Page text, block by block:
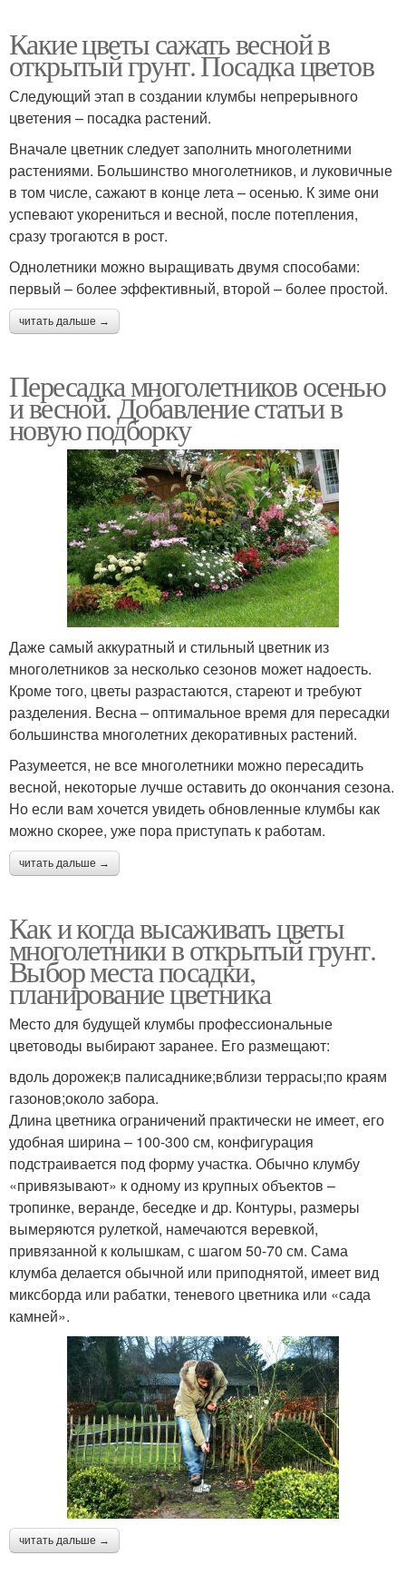
Какие цветы сажать весной в
открытый грунт. Посадка цветов
Следующий этап в создании клумбы непрерывного
цветения – посадка растений.
Вначале цветник следует заполнить многолетними
растениями. Большинство многолетников, и луковичные
в том числе, сажают в конце лета – осенью. К зиме они
успевают укорениться и весной, после потепления,
сразу трогаются в рост.
Однолетники можно выращивать двумя способами:
первый – более эффективный, второй – более простой.
читать дальше →
Пересадка многолетников осенью
и весной. Добавление статьи в
новую подборку
Даже самый аккуратный и стильный цветник из
многолетников за несколько сезонов может надоесть.
Кроме того, цветы разрастаются, стареют и требуют
разделения. Весна – оптимальное время для пересадки
большинства многолетних декоративных растений.
Разумеется, не все многолетники можно пересадить
весной, некоторые лучше оставить до окончания сезона.
Но если вам хочется увидеть обновленные клумбы как
можно скорее, уже пора приступать к работам.
читать дальше →
Как и когда высаживать цветы
многолетники в открытый грунт.
Выбор места посадки,
планирование цветника
Место для будущей клумбы профессиональные
цветоводы выбирают заранее. Его размещают:
вдоль дорожек;в палисаднике;вблизи террасы;по краям
газонов;около забора.
Длина цветника ограничений практически не имеет, его
удобная ширина – 100-300 см, конфигурация
подстраивается под форму участка. Обычно клумбу
«привязывают» к одному из крупных объектов –
тропинке, веранде, беседке и др. Контуры, размеры
вымеряются рулеткой, намечаются веревкой,
привязанной к колышкам, с шагом 50-70 см. Сама
клумба делается обычной или приподнятой, имеет вид
миксборда или рабатки, теневого цветника или «сада
камней».
читать дальше →